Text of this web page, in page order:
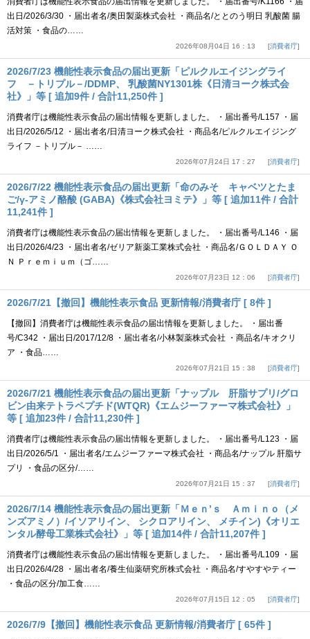
出日/2026/3/30 ・届出者名/奥田製薬株式会社 ・商品名/ととのう明日 乳酸菌 腸
活対策 ・食品の……
2026年08月04日 16：13 消費者庁
2026/7/23 機能性表示食品の届出更新「ピルクルエイジングライ
フ －トリプル－/DDMP、 乳酸菌NY1301株《日清ヨーク株式会
社》」等 [ 追加9件 / 合計11,250件 ]
消費者庁は機能性表示食品の届出情報を更新しました。 ・届出番号/L157 ・届
出日/2026/5/12 ・届出者名/日清ヨーク株式会社 ・商品名/ピルクルエイジング
ライフ －トリプル－ ……
2026年07月24日 17：27 消費者庁
2026/7/22 機能性表示食品の届出更新「命のみそ キャベツとたま
ご/γ-アミノ酪酸 (GABA)《株式会社ヨミテ》」等 [ 追加11件 / 合計
11,241件 ]
消費者庁は機能性表示食品の届出情報を更新しました。 ・届出番号/L146 ・届
出日/2026/4/23 ・届出者名/ゼリア新薬工業株式会社 ・商品名/ＧＯＬＤＡＹ Ｏ
Ｎ Ｐｒｅｍｉｕｍ（ゴ……
2026年07月23日 12：06 消費者庁
2026/7/21【撤回】機能性表示食品 更新情報/消費者庁 [ 8件 ]
【撤回】消費者庁は機能性表示食品の届出情報を更新しました。 ・届出番
号/C342 ・届出日/2017/12/8 ・届出者名/小林製薬株式会社 ・商品名/キオクリ
ア ・食品……
2026年07月21日 15：38 消費者庁
2026/7/21 機能性表示食品の届出更新「ナップル 肝脂サプリ/グロ
ビン由来テトラペプチド(WTQR)《エムジーファーマ株式会社》」
等 [ 追加23件 / 合計11,230件 ]
消費者庁は機能性表示食品の届出情報を更新しました。 ・届出番号/L123 ・届
出日/2026/5/1 ・届出者名/エムジーファーマ株式会社 ・商品名/ナップル 肝脂サ
プリ ・食品の区分/……
2026年07月21日 15：37 消費者庁
2026/7/14 機能性表示食品の届出更新「Ｍｅｎ’ｓ Ａｍｉｎｏ（メ
ンズアミノ）/イソアリイン、 シクロアリイン、 メチイン)《オリエ
ンタル酵母工業株式会社》」等 [ 追加14件 / 合計11,207件 ]
消費者庁は機能性表示食品の届出情報を更新しました。 ・届出番号/L109 ・届
出日/2026/4/28 ・届出者名/養生仙薬研究所株式会社 ・商品名/すやすやティー
・食品の区分/加工食……
2026年07月15日 12：05 消費者庁
2026/7/9【撤回】機能性表示食品 更新情報/消費者庁 [ 65件 ]